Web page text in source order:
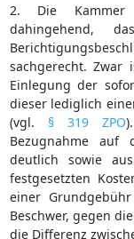
2. Die Kammer
dahingehend,
sachgerecht. Zwar
Einlegung der
dieser lediglich
(vgl. § 319 ZPO
Bezugnahme auf
deutlich sowie
festgesetzten
einer
Beschwer, gegen
die Differenz